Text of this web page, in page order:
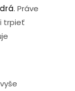
. Práve
trpieť